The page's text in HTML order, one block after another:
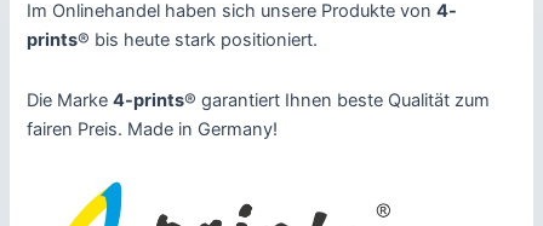
Im Onlinehandel haben sich unsere Produkte von4-
prints® bis heute stark positioniert.
Die Marke4-prints® garantiert Ihnen beste Qualität zum
fairen Preis. Made in Germany!